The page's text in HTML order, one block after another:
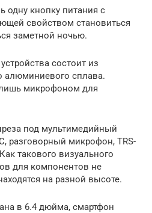
одну кнопку питания с
свойством становиться
заметной ночью.
состоит из
алюминиевого сплава.
микрофоном для
под мультимедийный
разговорный микрофон, TRS-
такового визуального
для компонентов не
на разной высоте.
в 6.4 дюйма, смартфон